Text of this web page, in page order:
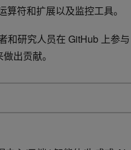
算符和扩展以及监控工具。
和研究人员在 GitHub 上参
出贡献。